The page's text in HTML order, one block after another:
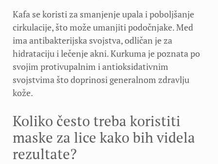
Kafa se koristi za smanjenje upala i poboljšanje
cirkulacije, što može umanjiti podočnjake. Med
ima antibakterijska svojstva, odličan je za
hidrataciju i lečenje akni. Kurkuma je poznata po
svojim protivupalnim i antioksidativnim
svojstvima što doprinosi generalnom zdravlju
kože.
Koliko često treba koristiti
maske za lice kako bih videla
rezultate?